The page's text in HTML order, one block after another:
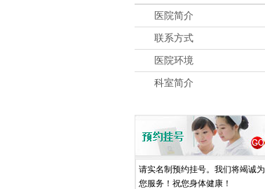
医院简介
联系方式
医院环境
科室简介
请实名制预约挂号。我们将竭诚为
您服务！祝您身体健康！